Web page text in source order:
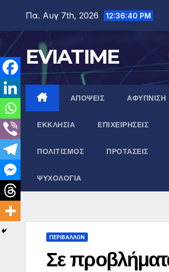
περιεχόμενο
Πα. Αυγ 7th, 2026 12:36:41 PM
EVIATIME
ΑΠΟΨΕΙΣ ΑΦΥΠΝΙΣΗ
ΕΚΚΛΗΣΙΑ ΕΠΙΧΕΙΡΗΣΕΙΣ
ΠΟΛΙΤΙΣΜΟΣ ΠΡΟΤΑΣΕΙΣ
ΨΥΧΟΛΟΓΙΑ
ΠΕΡΙΒΑΛΛΟΝ
Σε